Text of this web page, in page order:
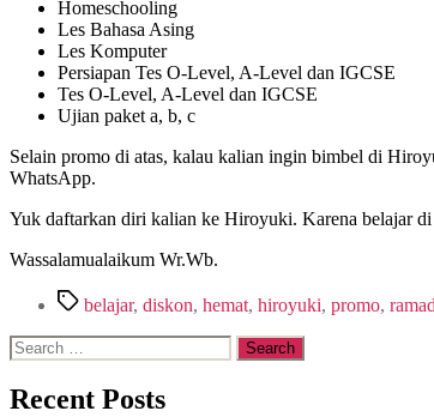
Homeschooling
Les Bahasa Asing
Les Komputer
Persiapan Tes O-Level, A-Level dan IGCSE
Tes O-Level, A-Level dan IGCSE
Ujian paket a, b, c
Selain promo di atas, kalau kalian ingin bimbel di
WhatsApp.
Yuk daftarkan diri kalian ke Hiroyuki. Karena belajar
Wassalamualaikum Wr.Wb.
belajar, diskon, hemat, hiroyuki, promo,
Recent Posts